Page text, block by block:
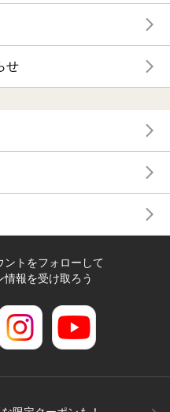
せ
ントをフォローして
報を受け取ろう